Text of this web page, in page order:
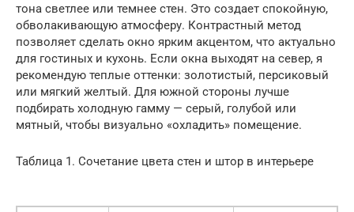
тона светлее или темнее стен. Это создает спокойную,
обволакивающую атмосферу. Контрастный метод
позволяет сделать окно ярким акцентом, что актуально
для гостиных и кухонь. Если окна выходят на север, я
рекомендую теплые оттенки: золотистый, персиковый
или мягкий желтый. Для южной стороны лучше
подбирать холодную гамму — серый, голубой или
мятный, чтобы визуально «охладить» помещение.
Таблица 1. Сочетание цвета стен и штор в интерьере